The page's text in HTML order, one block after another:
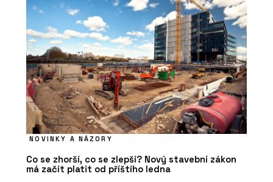
NOVINKY A NÁZORY
Co se zhorší, co se zlepší? Nový stavební zákon
má začít platit od příštího ledna